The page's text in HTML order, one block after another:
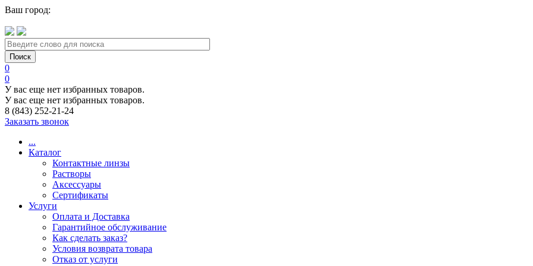
Ваш город:
0
0
У вас еще нет избранных товаров.
У вас еще нет избранных товаров.
8 (843) 252-21-24
Заказать звонок
...
Каталог
Контактные линзы
Растворы
Аксессуары
Сертификаты
Услуги
Оплата и Доставка
Гарантийное обслуживание
Как сделать заказ?
Условия возврата товара
Отказ от услуги